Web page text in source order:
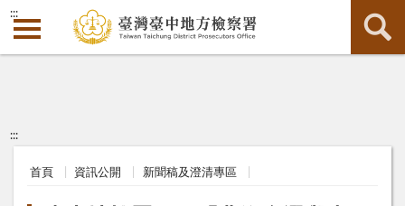
:::
:::
首頁 資訊公開 新聞稿及澄清專區